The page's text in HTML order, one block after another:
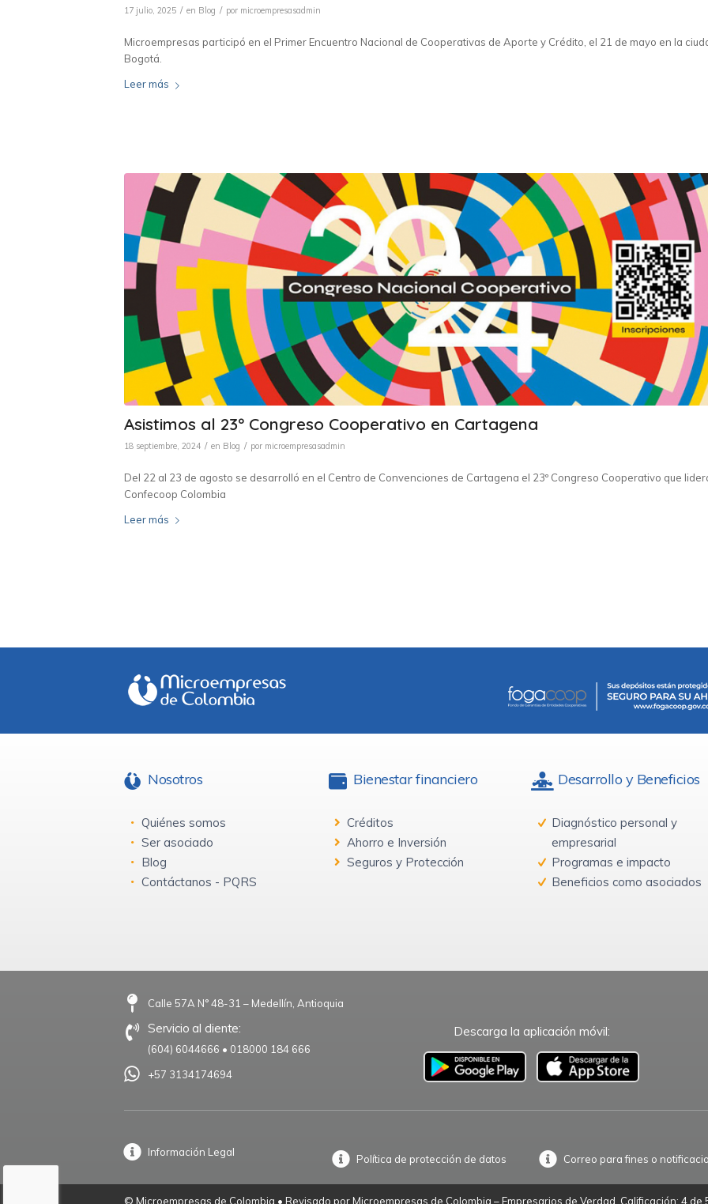
17 julio, 2025 / en Blog / por microempresasadmin
Microempresas participó en el Primer Encuentro Nacional de Cooperativas de Aporte y Crédito, el 21 de mayo en la
Bogotá.
Leer más
Asistimos al 23º Congreso Cooperativo en Cartagena
18 septiembre, 2024 / en Blog / por microempresasadmin
Del 22 al 23 de agosto se desarrolló en el Centro de Convenciones de Cartagena el 23º Congreso Cooperativo que
Confecoop Colombia
Leer más
Nosotros
Quiénes somos
Ser asociado
Blog
Contáctanos - PQRS
Bienestar financiero
Créditos
Ahorro e Inversión
Seguros y Protección
Desarrollo y Beneficios
Diagnóstico personal y
empresarial
Programas e impacto
Beneficios como asociados
Calle 57A N° 48-31 – Medellín, Antioquia
Servicio al cliente:
(604) 6044666 • 018000 184 666
+57 3134174694
Descarga la aplicación móvil:
Información Legal
Política de protección de datos Correo para fines o
© Microempresas de Colombia • Revisado por Microempresas de Colombia – Empresarios de Verdad. Calificación: 4 de